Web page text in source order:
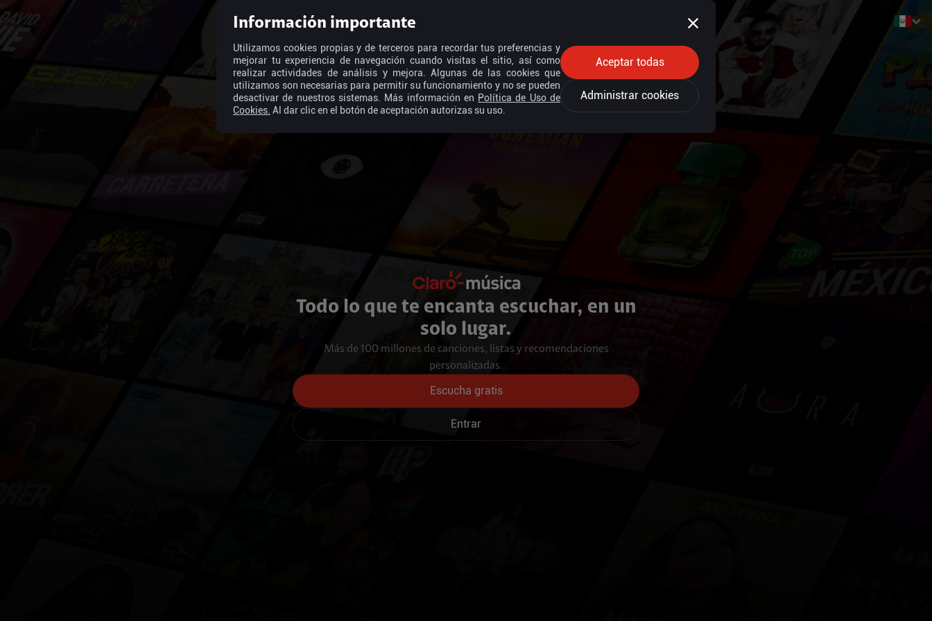
Todo lo que te encanta escuchar, en un
solo lugar.
Más de 100 millones de canciones, listas y recomendaciones
personalizadas.
Escucha gratis
Entrar
Información importante
Utilizamos cookies propias y de terceros para recordar tus preferencias y
mejorar tu experiencia de navegación cuando visitas el sitio, así como
realizar actividades de análisis y mejora. Algunas de las cookies que
utilizamos son necesarias para permitir su funcionamiento y no se pueden
desactivar de nuestros sistemas. Más información en Política de Uso de
Cookies. Al dar clic en el botón de aceptación autorizas su uso.
Aceptar todas
Administrar cookies